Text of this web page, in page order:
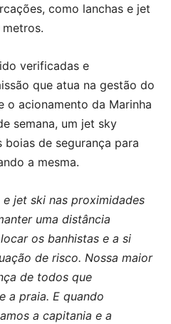
como lanchas e jet
verificadas e
que atua na gestão do
o acionamento da Marinha
semana, um jet sky
de segurança para
a mesma.
e jet ski nas proximidades
uma distância
os banhistas e a si
de risco. Nossa maior
de todos que
a praia. E quando
a capitania e a